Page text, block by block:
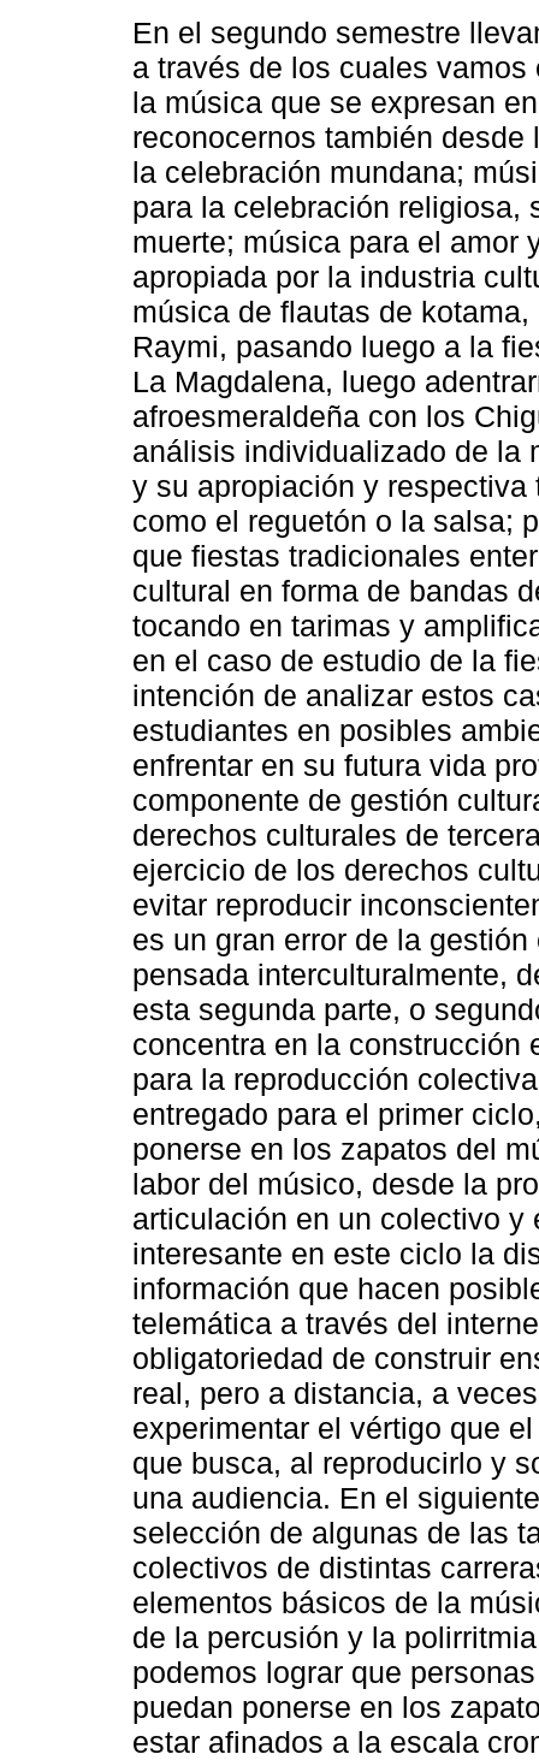
En el segundo semestre
a través de los cuales
la música que se expresan
reconocernos también
la celebración mundana;
para la celebración religiosa,
muerte; música para el amor
apropiada por la industria
música de flautas de
Raymi, pasando luego a la
La Magdalena, luego
afroesmeraldeña con los
análisis individualizado de la
y su apropiación y
como el reguetón o la salsa;
que fiestas tradicionales
cultural en forma de bandas
tocando en tarimas y
en el caso de estudio de la
intención de analizar estos
estudiantes en posibles
enfrentar en su futura vida
componente de gestión
derechos culturales de
ejercicio de los derechos
evitar reproducir
es un gran error de la
pensada interculturalmente,
esta segunda parte, o
concentra en la construcción
para la reproducción
entregado para el primer
ponerse en los zapatos del
labor del músico, desde la
articulación en un colectivo y
interesante en este ciclo la
información que hacen
telemática a través del
obligatoriedad de construir
real, pero a distancia, a
experimentar el vértigo que
que busca, al reproducirlo y
una audiencia. En el
selección de algunas de las
colectivos de distintas
elementos básicos de la
de la percusión y la
podemos lograr que
puedan ponerse en los
estar afinados a la escala